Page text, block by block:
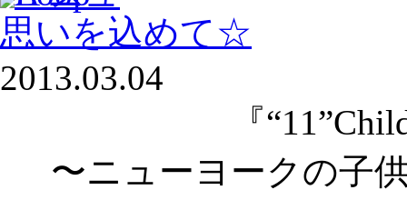
思いを込めて☆
2013.03.04
『
〜ニューヨークの子